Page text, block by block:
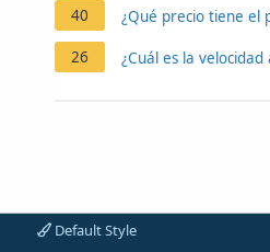
40 ¿Qué precio tiene el
26 ¿Cuál es la
Default Style